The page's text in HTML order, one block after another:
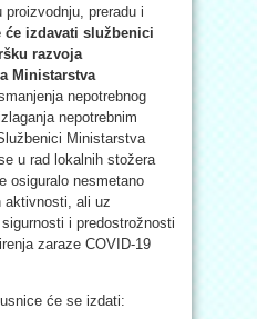
preradu i
će izdavati službenici
razvoja
Ministarstva
nepotrebnog
nepotrebnim
Ministarstva
u rad lokalnih stožera
osiguralo nesmetano
aktivnosti, ali uz
i predostrožnosti
zaraze COVID-19
će se izdati: